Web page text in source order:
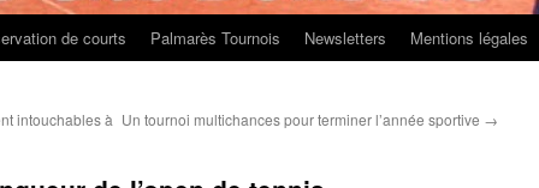
de courts Palmarès Tournois Newsletters Mentions légales
intouchables à Un tournoi multichances pour terminer l’année sportive →